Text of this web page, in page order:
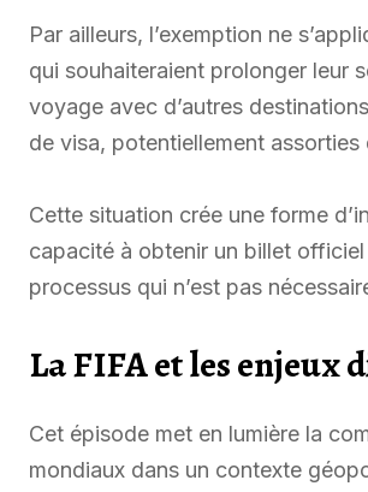
Par ailleurs, l’exemption ne
qui souhaiteraient prolonger leur
voyage avec d’autres
de visa, potentiellement
Cette situation crée une forme
capacité à obtenir un billet
processus qui n’est pas
La FIFA et les
Cet épisode met en lumière la
mondiaux dans un contexte